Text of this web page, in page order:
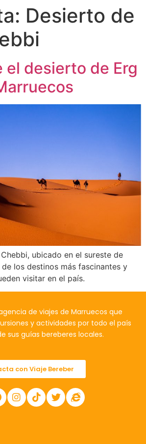
Desierto de
el desierto de Erg
ubicado en el sureste de
los destinos más fascinantes y
visitar en el país.
de viajes de Marruecos que
y actividades por todo el país
sus guías bereberes locales.
con Viaje Bereber